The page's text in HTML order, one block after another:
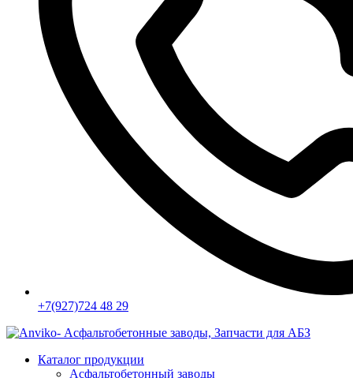
+7(927)724 48 29
Каталог продукции
Асфальтобетонный заводы